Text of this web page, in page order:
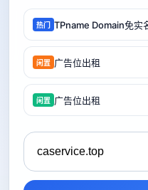
热门 TPname Domain免实
闲置 广告位出租
闲置 广告位出租